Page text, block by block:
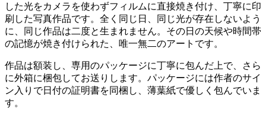
した光をカメラを使わずフィルムに直接焼き付け、丁寧に印
刷した写真作品です。全く同じ日、同じ光が存在しないよう
に、同じ作品は二度と生まれません。その日の天候や時間帯
の記憶が焼き付けられた、唯一無二のアートです。
作品は額装し、専用のパッケージに丁寧に包んだ上で、さら
に外箱に梱包してお送りします。パッケージには作者のサイ
ン入りで日付の証明書を同梱し、薄葉紙で優しく包んでいま
す。